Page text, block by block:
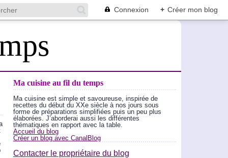
Connexion + Créer mon blog
Ma cuisine au fil du temps
Ma cuisine est simple et savoureuse, inspirée de
recettes du début du XXe siècle à nos jours sous
forme de préparations simplifiées puis un peu plus
élaborées. J’aborderai aussi les différentes
thématiques en rapport avec la table.
Accueil du blog
Créer un blog avec CanalBlog
Contacter le propriétaire du blog